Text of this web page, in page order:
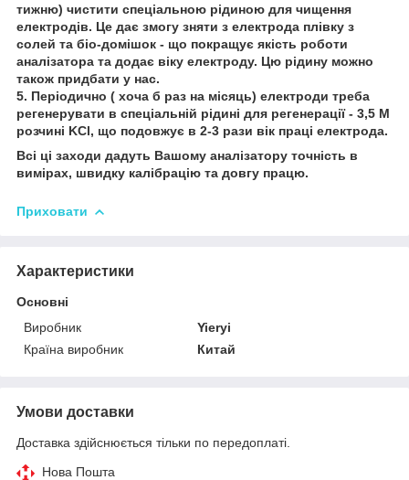
тижню) чистити спеціальною рідиною для чищення
електродів. Це дає змогу зняти з електрода плівку з
солей та біо-домішок - що покращує якість роботи
аналізатора та додає віку електроду. Цю рідину можно
також придбати у нас.
5. Періодично ( хоча б раз на місяць) електроди треба
регенерувати в спеціальній рідині для регенерації - 3,5 М
розчині KCl, що подовжує в 2-3 рази вік праці електрода.
Всі ці заходи дадуть Вашому аналізатору точність в
вимірах, швидку калібрацію та довгу працю.
Приховати
Характеристики
Основні
Виробник
Yieryi
Країна виробник
Китай
Умови доставки
Доставка здійснюється тільки по передоплаті.
Нова Пошта